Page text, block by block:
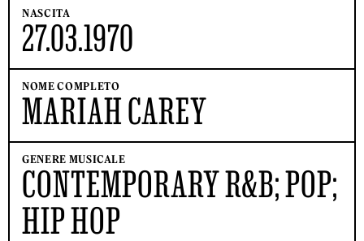
NASCITA
27.03.1970
NOME COMPLETO
MARIAH CAREY
GENERE MUSICALE
CONTEMPORARY R&B; POP;
HIP HOP